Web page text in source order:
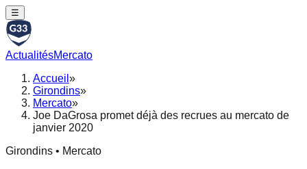
☰
ActualitésMercato
Accueil »
Girondins»
Mercato»
Joe DaGrosa promet déjà des recrues au mercato de
janvier 2020
Girondins • Mercato